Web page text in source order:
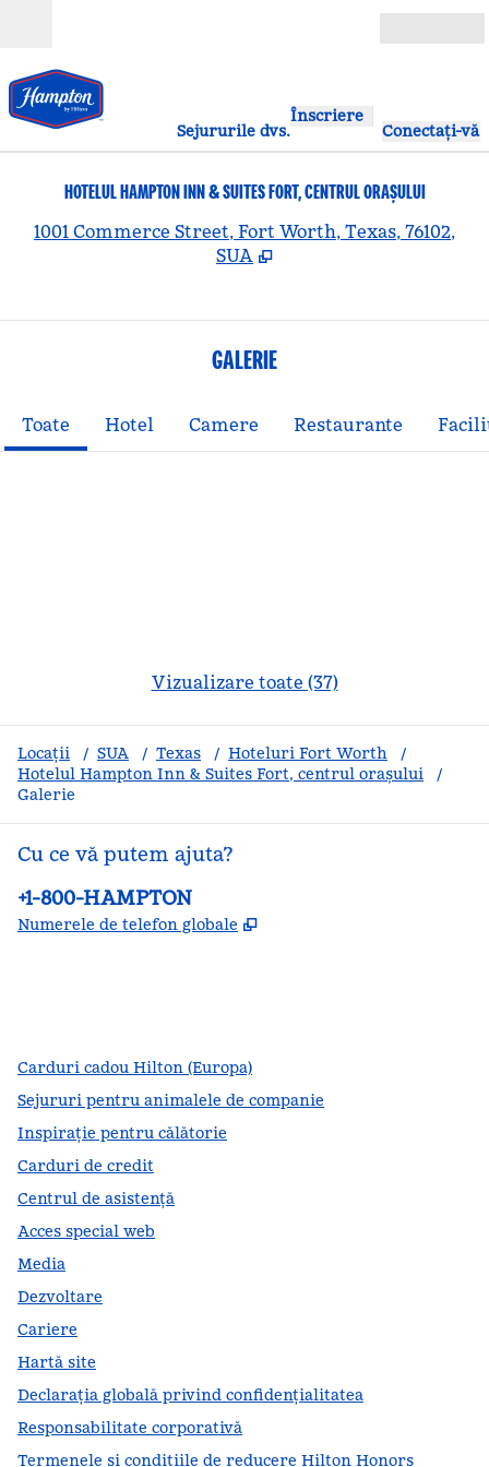
Sejururile dvs.
Înscriere
Conectați-vă
HOTELUL HAMPTON INN & SUITES FORT, CENTRUL ORAȘULUI
1001 Commerce Street, Fort Worth, Texas, 76102,
SUA
GALERIE
Toate Hotel Camere Restaurante
Vizualizare toate (37)
Locații / SUA / Texas / Hoteluri Fort Worth
/
Hotelul Hampton Inn & Suites Fort, centrul orașului
/
Galerie
Cu ce vă putem ajuta?
Telefon:
+1-800-HAMPTON
Numerele de telefon globale ,
Carduri cadou Hilton (Europa)
Sejururi pentru animalele de companie
Inspirație pentru călătorie
Carduri de credit
Centrul de asistență
Acces special web
Media
Dezvoltare
Cariere
Hartă site
Declarația globală privind confidenţialitatea
Responsabilitate corporativă
Termenele și condițiile de reducere Hilton Honors